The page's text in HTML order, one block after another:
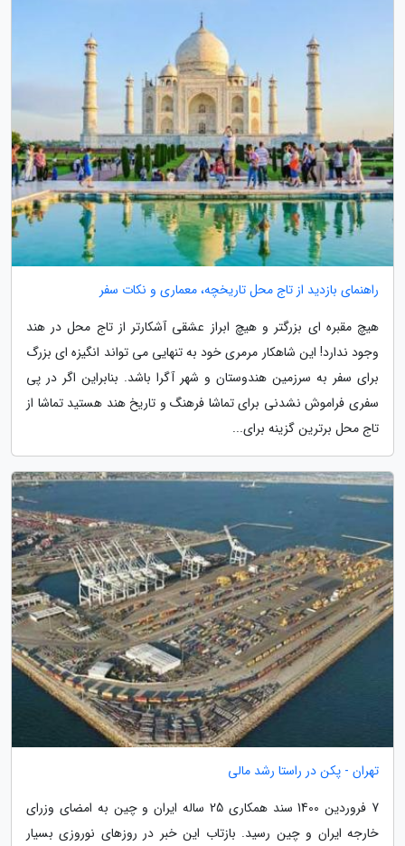
راهنمای بازدید از تاج محل تاریخچه، معماری و نکات سفر
هیچ مقبره ای بزرگتر و هیچ ابراز عشقی آشکارتر از تاج محل در هند
وجود ندارد! این شاهکار مرمری خود به تنهایی می تواند انگیزه ای بزرگ
برای سفر به سرزمین هندوستان و شهر آگرا باشد. بنابراین اگر در پی
سفری فراموش نشدنی برای تماشا فرهنگ و تاریخ هند هستید تماشا از
تاج محل برترین گزینه برای...
تهران - پکن در راستا رشد مالی
7 فروردین 1400 سند همکاری 25 ساله ایران و چین به امضای وزرای
خارجه ایران و چین رسید. بازتاب این خبر در روزهای نوروزی بسیار